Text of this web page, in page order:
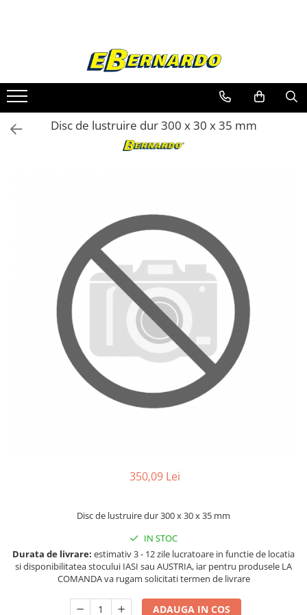
Prelucrare metal
Fierastraie pentru metal
Ferastraie mobile pentru metal
Fierastraie prelucrare metal
Ferastraie orizontale pentru metal
Ferastraie automate cu banda si
Ferastraie metal cu banda si taiere
dubla semiautomate
Ferastraie prelucrare metal cu
banda si taiere dubla
Ferastraie verticale
Strunguri pentru metal
Strunguri CNC
Strunguri cu cutie de viteze
Strunguri cu surub de ghidare
Masini de gaurit
Masini de gaurit - Vario - cu masa
si coloana
Masini de gaurit cu angrenaj, masa
Masini de gaurit cu coloana
Disc de lustruire dur 300 x 30 x 35 mm
350,09 Lei
Disc de lustruire dur 300 x 30 x 35 mm
IN STOC
Durata de livrare: estimativ 3 - 12 zile lucratoare in functie de locatia
si disponibilitatea stocului IASI sau AUSTRIA, iar pentru produsele LA
COMANDA va rugam solicitati termen de livrare
ADAUGA IN COS